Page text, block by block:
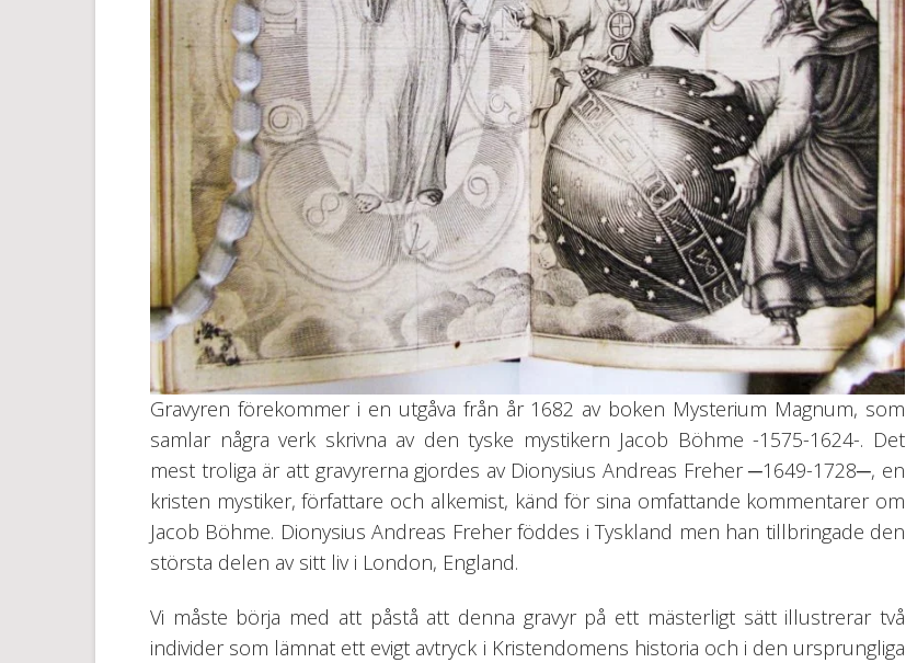
Gravyren förekommer i en utgåva från år 1682 av boken Mysterium Magnum, som
samlar några verk skrivna av den tyske mystikern Jacob Böhme -1575-1624-. Det
mest troliga är att gravyrerna gjordes av Dionysius Andreas Freher ─1649-1728─, en
kristen mystiker, författare och alkemist, känd för sina omfattande kommentarer om
Jacob Böhme. Dionysius Andreas Freher föddes i Tyskland men han tillbringade den
största delen av sitt liv i London, England.
Vi måste börja med att påstå att denna gravyr på ett mästerligt sätt illustrerar två
individer som lämnat ett evigt avtryck i Kristendomens historia och i den ursprungliga